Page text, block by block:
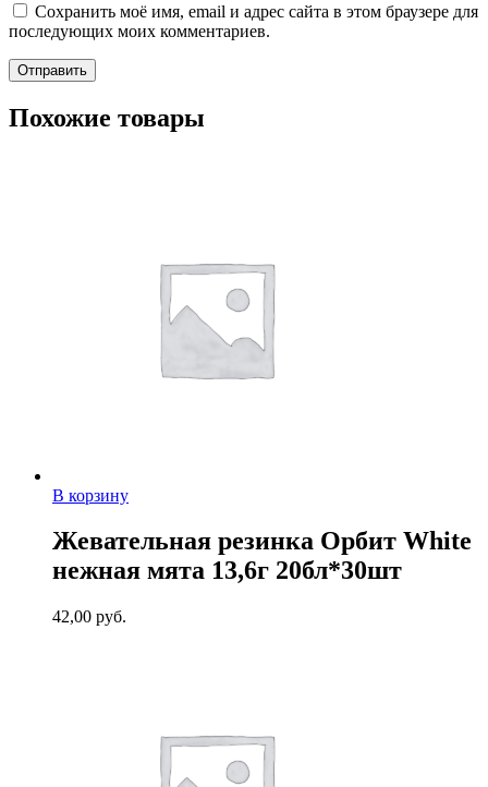
Сохранить моё имя, email и адрес сайта в этом браузере для
последующих моих комментариев.
Похожие товары
В корзину
Жевательная резинка Орбит White
нежная мята 13,6г 20бл*30шт
42,00 руб.